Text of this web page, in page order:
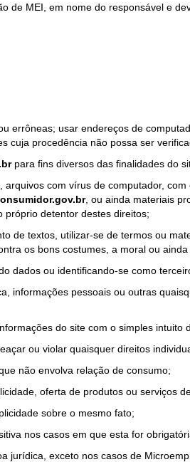
de MEI, em nome do responsável e
errôneas; usar endereços de
cuja procedência não possa ser
para fins diversos das finalidades do
arquivos com vírus de computador,
, ou ainda materiais
próprio detentor destes direitos;
de textos, utilizar-se de termos ou
os bons costumes, a moral ou
dados ou identificando-se como
informações pessoais ou outras
do site com o simples
ou violar quaisquer direitos
não envolva relação de consumo;
oferta de produtos ou serviços
sobre o mesmo fato;
nos casos em que esta for
jurídica, exceto nos casos de